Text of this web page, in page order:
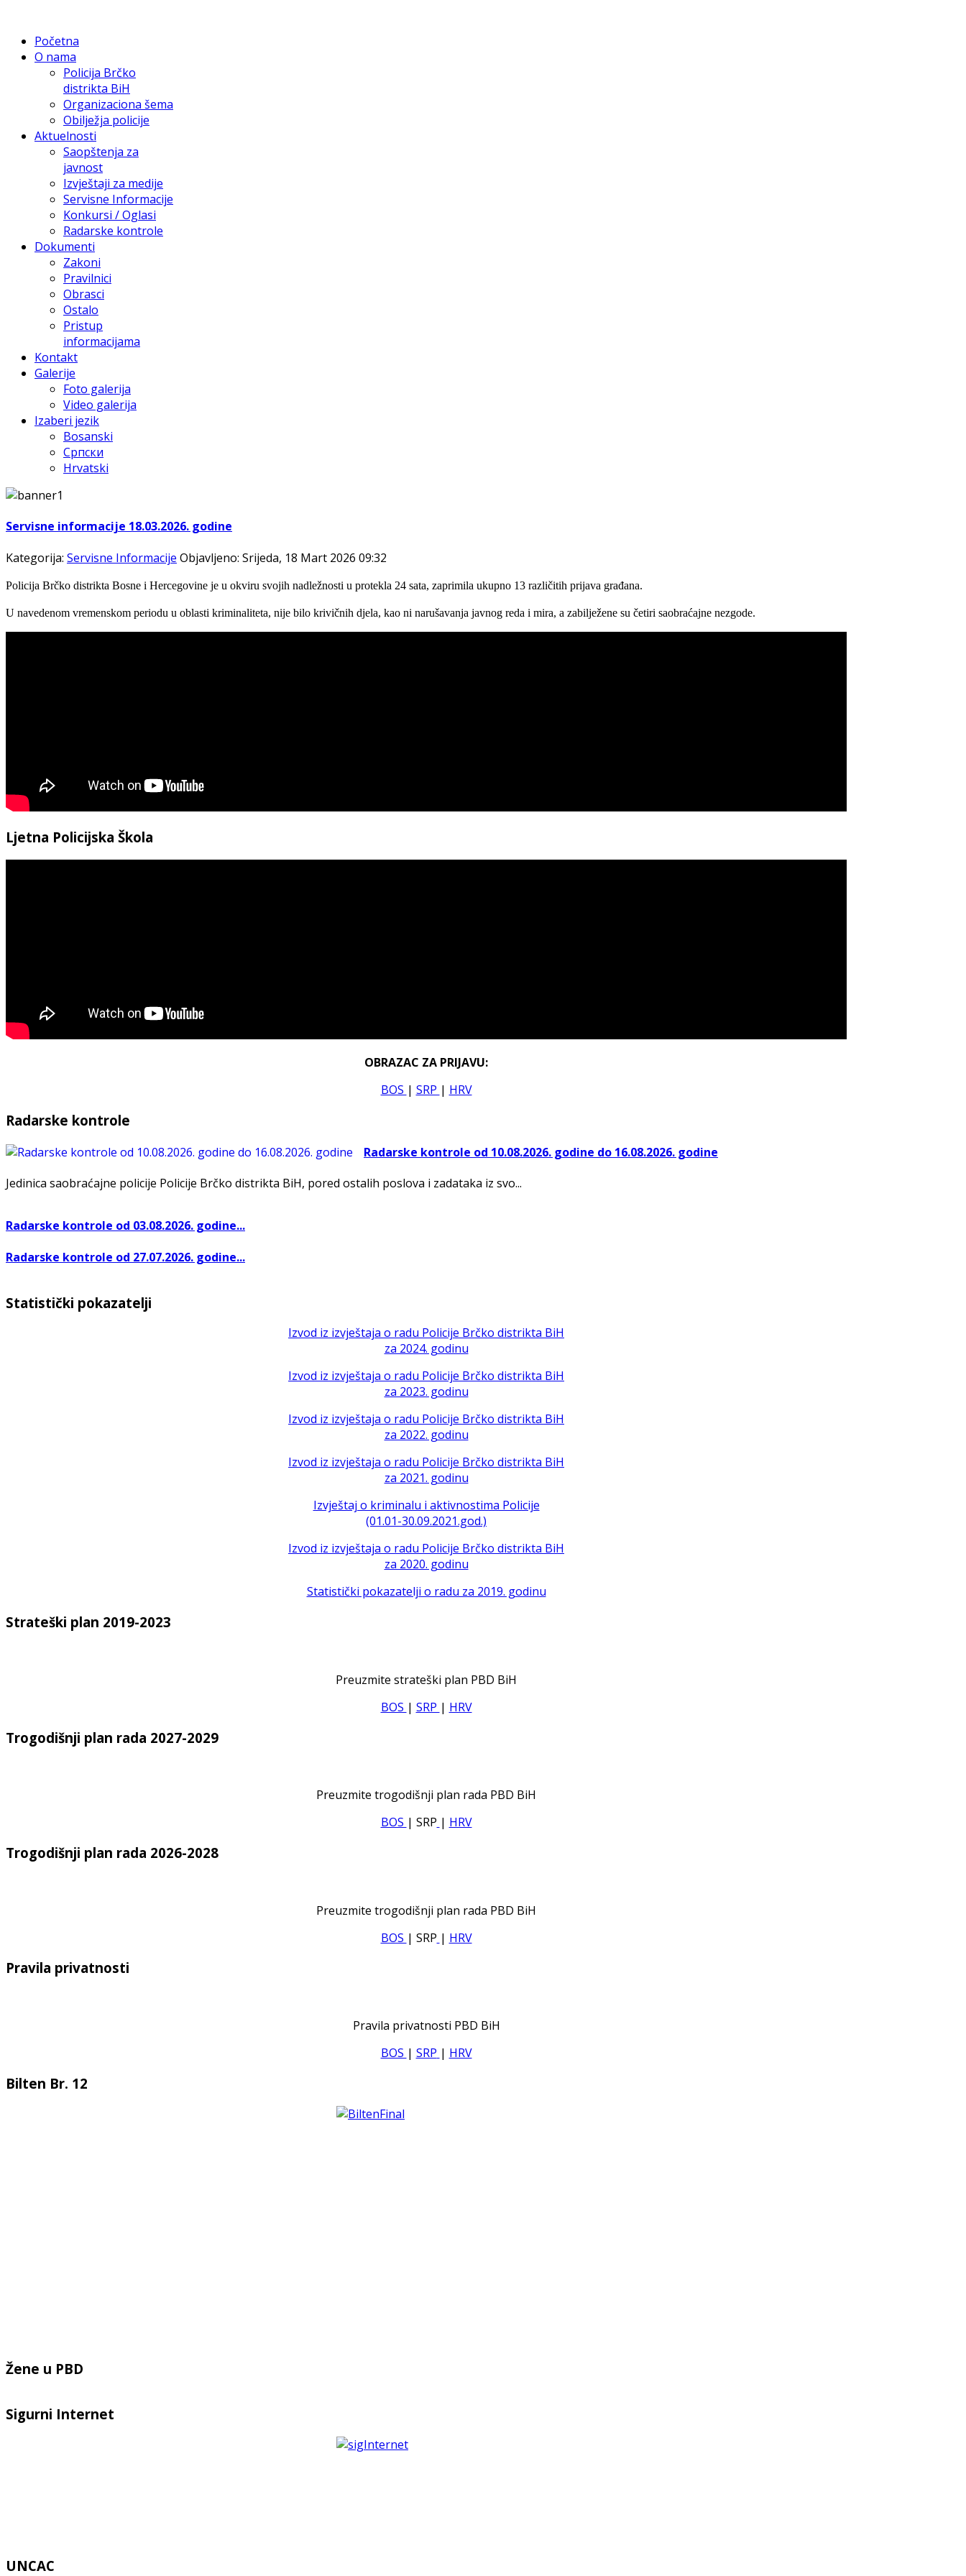
Početna
O nama
Policija Brčko
distrikta BiH
Organizaciona šema
Obilježja policije
Aktuelnosti
Saopštenja za
javnost
Izvještaji za medije
Servisne Informacije
Konkursi / Oglasi
Radarske kontrole
Dokumenti
Zakoni
Pravilnici
Obrasci
Ostalo
Pristup
informacijama
Kontakt
Galerije
Foto galerija
Video galerija
Izaberi jezik
Bosanski
Српски
Hrvatski
Servisne informacije 18.03.2026. godine
Kategorija: Servisne Informacije Objavljeno: Srijeda, 18 Mart 2026 09:32
Policija Brčko distrikta Bosne i Hercegovine je u okviru svojih nadležnosti u protekla 24 sata, zaprimila ukupno 13 različitih prijava građana.
U navedenom vremenskom periodu u oblasti kriminaliteta, nije bilo krivičnih djela, kao ni narušavanja javnog reda i mira, a zabilježene su četiri saobraćajne nezgode.
Ljetna Policijska Škola
OBRAZAC ZA PRIJAVU:
BOS | SRP | HRV
Radarske kontrole
Radarske kontrole od 10.08.2026. godine do 16.08.2026. godine
Jedinica saobraćajne policije Policije Brčko distrikta BiH, pored ostalih poslova i zadataka iz svo...
Radarske kontrole od 03.08.2026. godine...
Radarske kontrole od 27.07.2026. godine...
Statistički pokazatelji
Izvod iz izvještaja o radu Policije Brčko distrikta BiH
za 2024. godinu
Izvod iz izvještaja o radu Policije Brčko distrikta BiH
za 2023. godinu
Izvod iz izvještaja o radu Policije Brčko distrikta BiH
za 2022. godinu
Izvod iz izvještaja o radu Policije Brčko distrikta BiH
za 2021. godinu
Izvještaj o kriminalu i aktivnostima Policije
(01.01-30.09.2021.god.)
Izvod iz izvještaja o radu Policije Brčko distrikta BiH
za 2020. godinu
Statistički pokazatelji o radu za 2019. godinu
Strateški plan 2019-2023
Preuzmite strateški plan PBD BiH
BOS | SRP | HRV
Trogodišnji plan rada 2027-2029
Preuzmite trogodišnji plan rada PBD BiH
BOS | SRP | HRV
Trogodišnji plan rada 2026-2028
Preuzmite trogodišnji plan rada PBD BiH
BOS | SRP | HRV
Pravila privatnosti
Pravila privatnosti PBD BiH
BOS | SRP | HRV
Bilten Br. 12
Žene u PBD
Sigurni Internet
UNCAC